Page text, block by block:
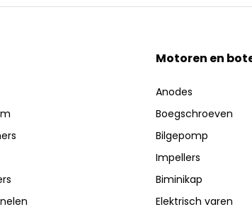
Motoren en
Anodes
Boegschroeven
Bilgepomp
Impellers
Biminikap
Elektrisch varen